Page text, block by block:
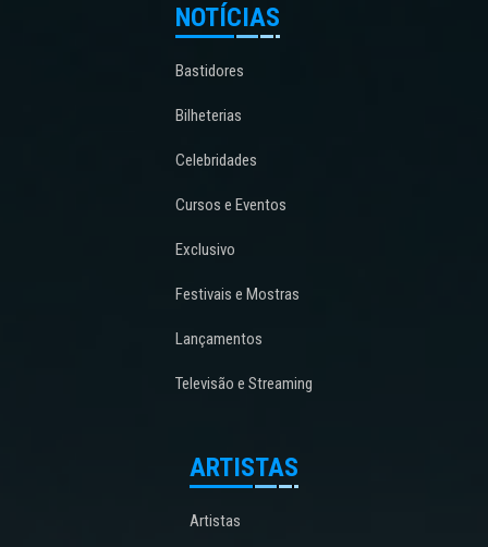
NOTÍCIAS
Bastidores
Bilheterias
Celebridades
Cursos e Eventos
Exclusivo
Festivais e Mostras
Lançamentos
Televisão e Streaming
ARTISTAS
Artistas